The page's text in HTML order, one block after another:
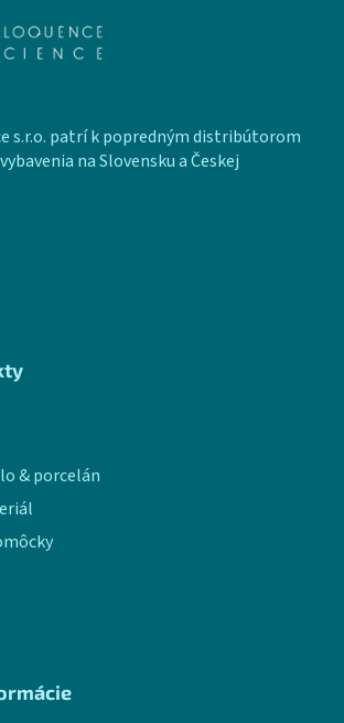
s.r.o. patrí k popredným distribútorom
na Slovensku a Českej
& porcelán